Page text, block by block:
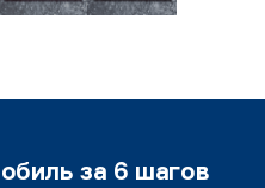
за 6 шагов